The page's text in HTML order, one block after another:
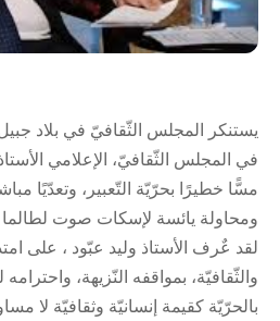
يستنكر المجلس الثّقافيّ في بلاد
في المجلس الثّقافيّ، الإعلامي
مسًّا خطيرًا بحرّيّة التّعبير، وتعدّيًا
ومحاولة يائسة لإسكات صوت لطالما
لقد عٌرف الأستاذ وليد عبّود ، على
والثّقافيّة، بمواقفه النّزيهة،
بالحرّيّة كقيمة إنسانيّة وثقافيّة لا